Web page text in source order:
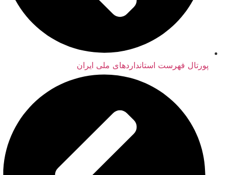
پورتال فهرست استانداردهای ملی ایران